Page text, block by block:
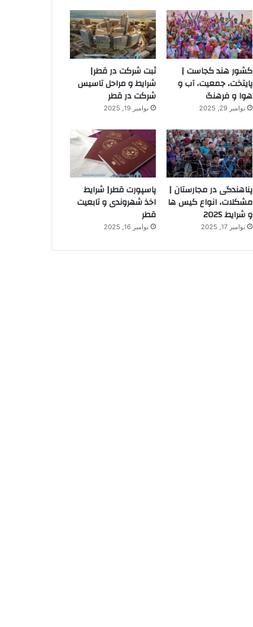
کشور هند کجاست |
پایتخت، جمعیت، آب و
هوا و فرهنگ
نوامبر 29, 2025
ثبت شرکت در قطر|
شرایط و مراحل تاسیس
شرکت در قطر
نوامبر 19, 2025
پناهندگی در مجارستان |
مشکلات، انواع کیس ها
و شرایط 2025
نوامبر 17, 2025
پاسپورت قطر| شرایط
اخذ شهروندی و تابعیت
قطر
نوامبر 16, 2025